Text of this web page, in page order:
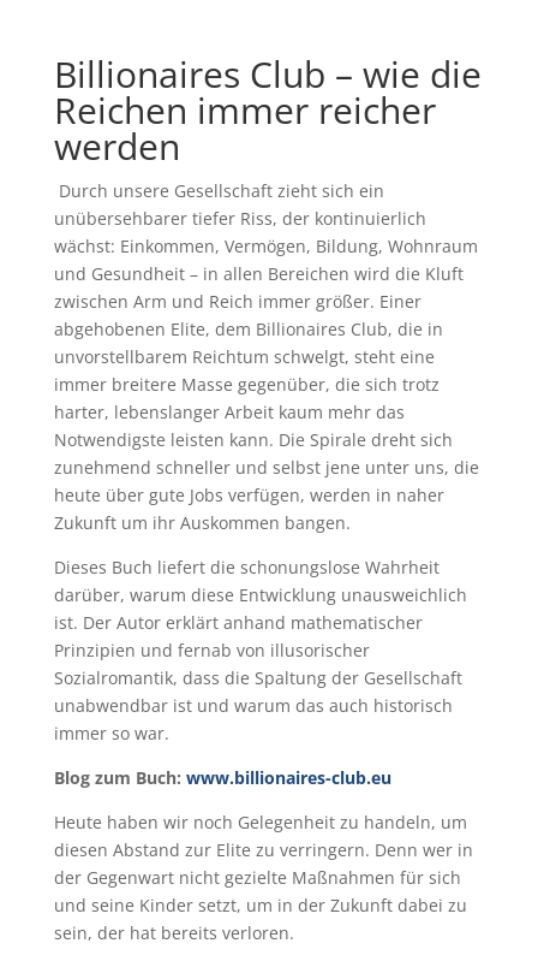
Billionaires Club – wie die
Reichen immer reicher
werden
Durch unsere Gesellschaft zieht sich ein
unübersehbarer tiefer Riss, der kontinuierlich
wächst: Einkommen, Vermögen, Bildung, Wohnraum
und Gesundheit – in allen Bereichen wird die Kluft
zwischen Arm und Reich immer größer. Einer
abgehobenen Elite, dem Billionaires Club, die in
unvorstellbarem Reichtum schwelgt, steht eine
immer breitere Masse gegenüber, die sich trotz
harter, lebenslanger Arbeit kaum mehr das
Notwendigste leisten kann. Die Spirale dreht sich
zunehmend schneller und selbst jene unter uns, die
heute über gute Jobs verfügen, werden in naher
Zukunft um ihr Auskommen bangen.
Dieses Buch liefert die schonungslose Wahrheit
darüber, warum diese Entwicklung unausweichlich
ist. Der Autor erklärt anhand mathematischer
Prinzipien und fernab von illusorischer
Sozialromantik, dass die Spaltung der Gesellschaft
unabwendbar ist und warum das auch historisch
immer so war.
Blog zum Buch: www.billionaires-club.eu
Heute haben wir noch Gelegenheit zu handeln, um
diesen Abstand zur Elite zu verringern. Denn wer in
der Gegenwart nicht gezielte Maßnahmen für sich
und seine Kinder setzt, um in der Zukunft dabei zu
sein, der hat bereits verloren.